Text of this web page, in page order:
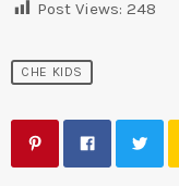
Post Views: 248
CHE KIDS